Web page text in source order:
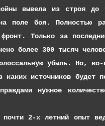
вывела из строя до
боя. Полностью
Только за
более 300 тысяч
убыль. Но, во-
каких источников будет
нужное
2-х летний опыт